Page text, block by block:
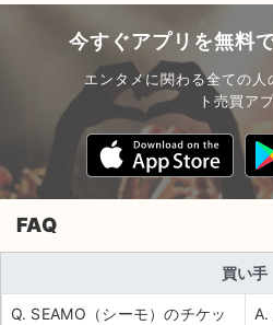
音楽情報
今すぐアプリを無料
エンタメに関わる全ての
ト売買ア
FAQ
買い手
Q. SEAMO（シーモ）のチケッ
A.